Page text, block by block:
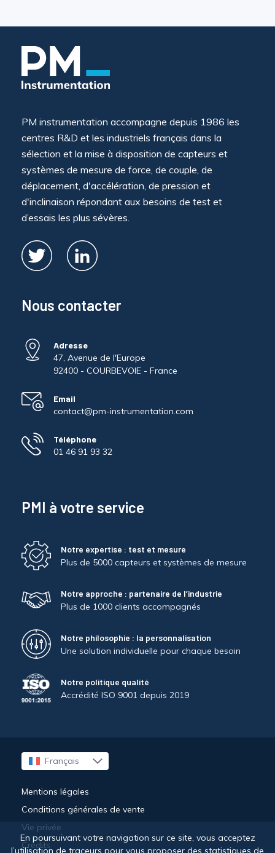
PM instrumentation accompagne depuis 1986 les
centres R&D et les industriels français dans la
sélection et la mise à disposition de capteurs et
systèmes de mesure de force, de couple, de
déplacement, d'accélération, de pression et
d'inclinaison répondant aux besoins de test et
d’essais les plus sévères.
Nous contacter
Adresse
47, Avenue de l'Europe
92400 - COURBEVOIE - France
Email
contact@pm-instrumentation.com
Téléphone
01 46 91 93 32
PMI à votre service
Notre expertise : test et mesure
Plus de 5000 capteurs et systèmes de mesure
Notre approche : partenaire de l’industrie
Plus de 1000 clients accompagnés
Notre philosophie : la personnalisation
Une solution individuelle pour chaque besoin
Notre politique qualité
Accrédité ISO 9001 depuis 2019
Français
English
Mentions légales
Conditions générales de vente
Vie privée
Crédits
En poursuivant votre navigation sur ce site, vous acceptez
l’utilisation de traceurs pour vous proposer des statistiques de